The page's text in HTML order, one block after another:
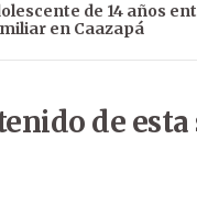
de 14 años
en Caazapá
de esta